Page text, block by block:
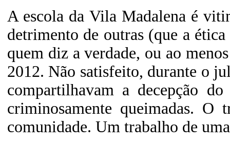
A escola da Vila Madalena é
detrimento de outras (que a
quem diz a verdade, ou ao
2012. Não satisfeito, durante o
compartilhavam a decepção
criminosamente queimadas.
comunidade. Um trabalho de